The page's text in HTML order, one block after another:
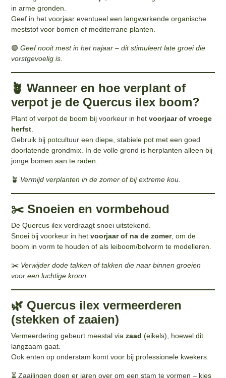
in arme gronden.
Geef in het voorjaar eventueel een langwerkende organische
meststof voor bomen of mediterrane planten.
🟢Geef nooit mest in het najaar – dit stimuleert late groei die
vorstgevoelig is.
🪴 Wanneer en hoe verplant of
verpot je de Quercus ilex boom?
Plant of verpot de boom bij voorkeur in hetvoorjaar of vroege
herfst
Gebruik bij potcultuur een diepe, stabiele pot met een goed
doorlatende grondmix. In de volle grond is herplanten alleen bij
jonge bomen aan te raden.
🪴 Vermijd verplanten in de zomer of bij extreme kou.
✂️ Snoeien en vormbehoud
De Quercus ilex verdraagt snoei uitstekend.
Snoei bij voorkeur in hetvoorjaar of na de zomer, om de
boom in vorm te houden of als leiboom/bolvorm te modelleren.
✂️ Verwijder dode takken of takken die naar binnen groeien
voor een luchtige kroon.
🌿 Quercus ilex vermeerderen
(stekken of zaaien)
Vermeerdering gebeurt meestal viazaad (eikels), hoewel dit
langzaam gaat.
Ook enten op onderstam komt voor bij professionele kwekers.
⏳ Zaailingen doen er jaren over om een stam te vormen – kies